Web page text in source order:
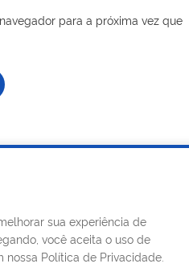
para a próxima vez que
sua experiência de
você aceita o uso de
Política de Privacidade.